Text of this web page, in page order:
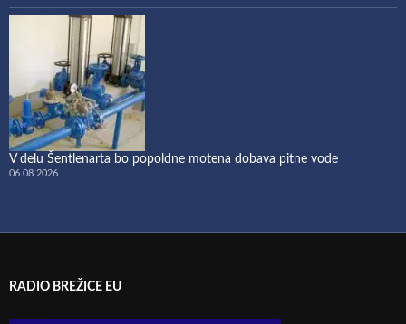
V delu Šentlenarta bo popoldne motena dobava pitne vode
06.08.2026
RADIO BREŽICE EU